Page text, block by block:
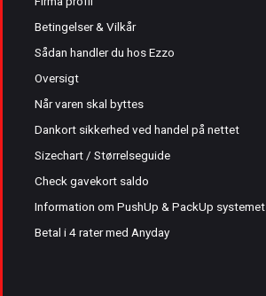
Betingelser & Vilkår
Sådan handler du hos Ezzo
Oversigt
Når varen skal byttes
Dankort sikkerhed ved handel på nettet
Sizechart / Størrelseguide
Check gavekort saldo
Information om PushUp & PackUp systemet
Betal i 4 rater med Anyday